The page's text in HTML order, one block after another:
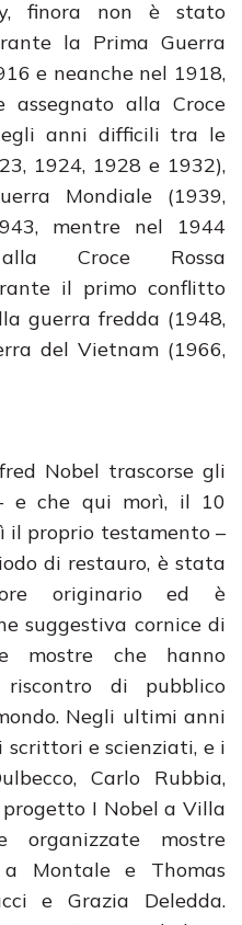
finora non è stato
la Prima Guerra
e neanche nel 1918,
assegnato alla Croce
anni difficili tra le
1924, 1928 e 1932),
Mondiale (1939,
mentre nel 1944
Croce Rossa
il primo conflitto
guerra fredda (1948,
del Vietnam (1966,
Nobel trascorse gli
e che qui morì, il 10
il proprio testamento –
di restauro, è stata
originario ed è
suggestiva cornice di
mostre che hanno
di pubblico
Negli ultimi anni
scrittori e scienziati, e i
Carlo Rubbia,
I Nobel a Villa
mostre
Montale e Thomas
e Grazia Deledda.